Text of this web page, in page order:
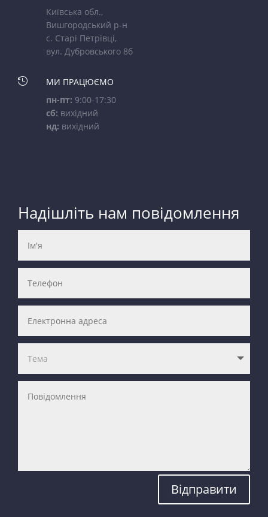
Київська обл.,
Вишгородський р-н
с. Старі Петрівці,
вул. Дубровського 8б

МИ ПРАЦЮЄМО
пн-пт: 9:00-17:30
сб: вихідний
нд: вихідний
Надішліть нам повідомлення
Відправити